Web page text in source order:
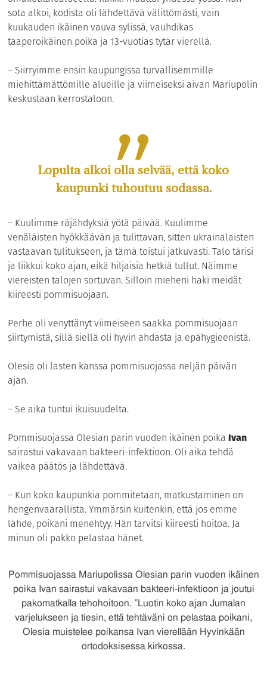
sota alkoi, kodista oli lähdettävä välittömästi, vain
kuukauden ikäinen vauva sylissä, vauhdikas
taaperoikäinen poika ja 13-vuotias tytär vierellä.
– Siirryimme ensin kaupungissa turvallisemmille
miehittämättömille alueille ja viimeiseksi aivan Mariupolin
keskustaan kerrostaloon.
Lopulta alkoi olla selvää, että koko
kaupunki tuhoutuu sodassa.
– Kuulimme räjähdyksiä yötä päivää. Kuulimme
venäläisten hyökkäävän ja tulittavan, sitten ukrainalaisten
vastaavan tulitukseen, ja tämä toistui jatkuvasti. Talo tärisi
ja liikkui koko ajan, eikä hiljaisia hetkiä tullut. Näimme
viereisten talojen sortuvan. Silloin mieheni haki meidät
kiireesti pommisuojaan.
Perhe oli venyttänyt viimeiseen saakka pommisuojaan
siirtymistä, sillä siellä oli hyvin ahdasta ja epähygieenistä.
Olesia oli lasten kanssa pommisuojassa neljän päivän
ajan.
– Se aika tuntui ikuisuudelta.
Pommisuojassa Olesian parin vuoden ikäinen poikaIvan
sairastui vakavaan bakteeri-infektioon. Oli aika tehdä
vaikea päätös ja lähdettävä.
– Kun koko kaupunkia pommitetaan, matkustaminen on
hengenvaarallista. Ymmärsin kuitenkin, että jos emme
lähde, poikani menehtyy. Hän tarvitsi kiireesti hoitoa. Ja
minun oli pakko pelastaa hänet.
Pommisuojassa Mariupolissa Olesian parin vuoden ikäinen
poika Ivan sairastui vakavaan bakteeri-infektioon ja joutui
pakomatkalla tehohoitoon. ”Luotin koko ajan Jumalan
varjelukseen ja tiesin, että tehtäväni on pelastaa poikani,
Olesia muistelee poikansa Ivan vierellään Hyvinkään
ortodoksisessa kirkossa.